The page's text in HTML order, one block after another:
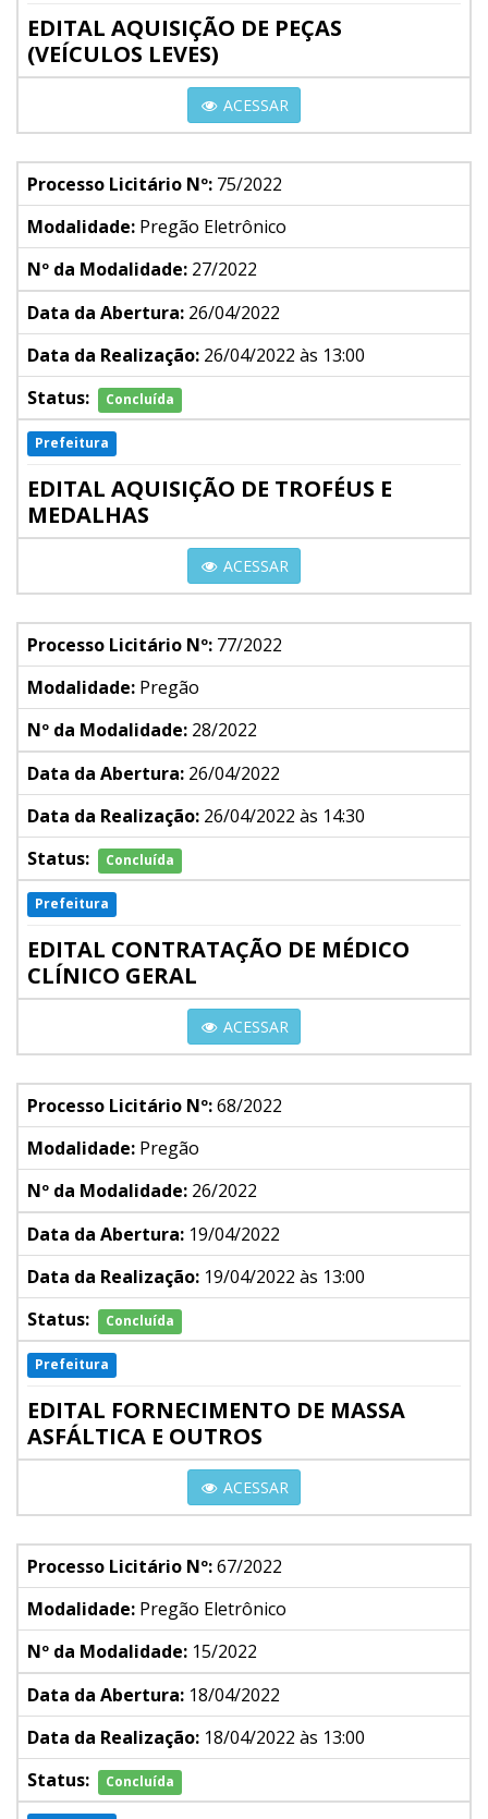
EDITAL AQUISIÇÃO DE PEÇAS
(VEÍCULOS LEVES)
ACESSAR
Processo Licitário Nº: 75/2022
Modalidade: Pregão Eletrônico
Nº da Modalidade: 27/2022
Data da Abertura: 26/04/2022
Data da Realização: 26/04/2022 às 13:00
Status:
Concluída
Prefeitura
EDITAL AQUISIÇÃO DE TROFÉUS E
MEDALHAS
ACESSAR
Processo Licitário Nº: 77/2022
Modalidade: Pregão
Nº da Modalidade: 28/2022
Data da Abertura: 26/04/2022
Data da Realização: 26/04/2022 às 14:30
Status:
Concluída
Prefeitura
EDITAL CONTRATAÇÃO DE MÉDICO
CLÍNICO GERAL
ACESSAR
Processo Licitário Nº:68/2022
Modalidade: Pregão
Nº da Modalidade: 26/2022
Data da Abertura: 19/04/2022
Data da Realização: 19/04/2022 às 13:00
Status:
Concluída
Prefeitura
EDITAL FORNECIMENTO DE MASSA
ASFÁLTICA E OUTROS
ACESSAR
Processo Licitário Nº:67/2022
Modalidade: Pregão Eletrônico
Nº da Modalidade: 15/2022
Data da Abertura: 18/04/2022
Data da Realização: 18/04/2022 às 13:00
Status:
Concluída